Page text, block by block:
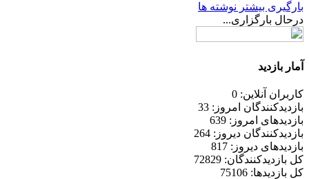
بارگیری بیشتر نوشته ها
درحال بارگزاری...
آمار بازدید
کاربران آنلاین: 0
بازدیدکنندگان امروز: 33
بازدیدهای امروز: 639
بازدیدکنندگان دیروز: 264
بازدیدهای دیروز: 817
کل بازدیدکنند‌گان: 72829
کل بازدیدها: 75106